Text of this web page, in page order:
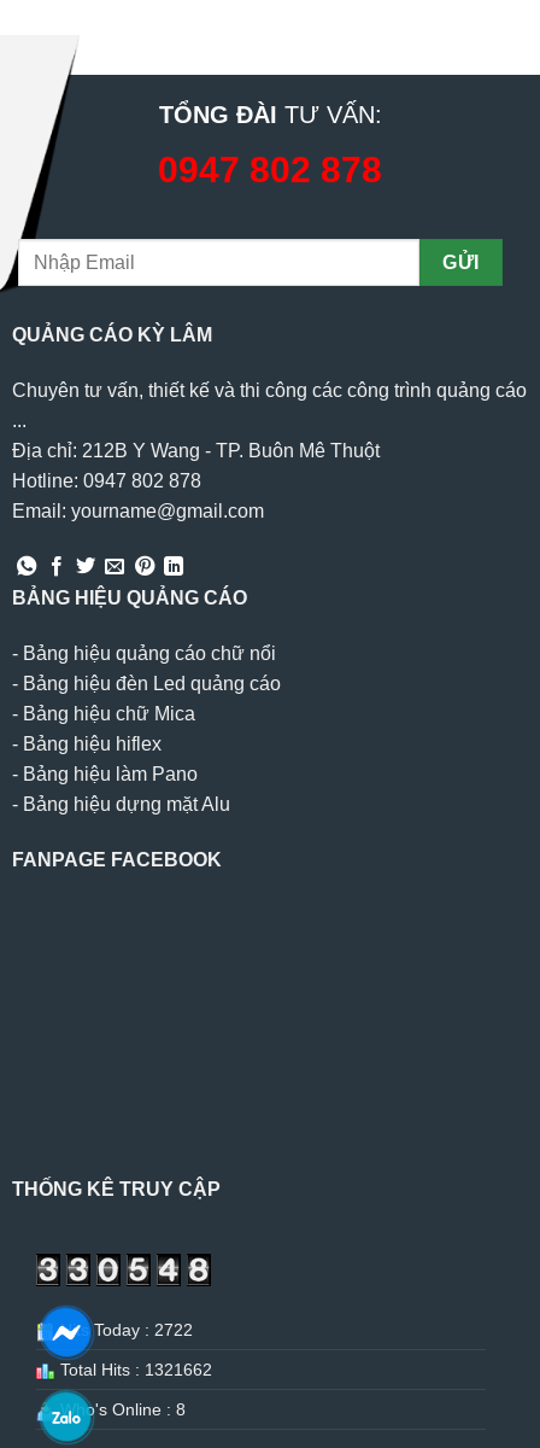
TỔNG ĐÀI TƯ VẤN:
0947 802 878
QUẢNG CÁO KỲ LÂM
Chuyên tư vấn, thiết kế và thi công các công trình quảng cáo
...
Địa chỉ: 212B Y Wang - TP. Buôn Mê Thuột
Hotline: 0947 802 878
Email: yourname@gmail.com
BẢNG HIỆU QUẢNG CÁO
- Bảng hiệu quảng cáo chữ nổi
- Bảng hiệu đèn Led quảng cáo
- Bảng hiệu chữ Mica
- Bảng hiệu hiflex
- Bảng hiệu làm Pano
- Bảng hiệu dựng mặt Alu
FANPAGE FACEBOOK
THỐNG KÊ TRUY CẬP
Hits Today : 2722
Total Hits : 1321662
Who's Online : 8